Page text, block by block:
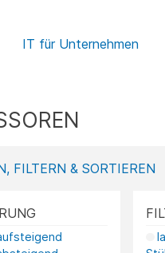
IT für Unternehmen
FILTERN & SORTIEREN